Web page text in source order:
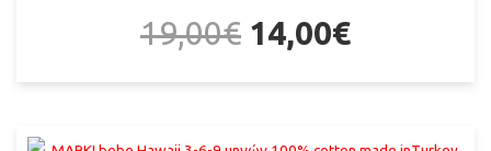
19,00€ 14,00€